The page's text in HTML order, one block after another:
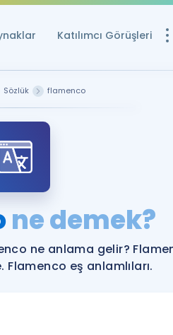
Katılımcı Görüşleri
YDS ve YÖKDİL
YDS ve YÖKDİL'e
Tüm ÖSYM
Sözlük flamenco
ne demek?
ne anlama gelir?
eş anlamlıları.